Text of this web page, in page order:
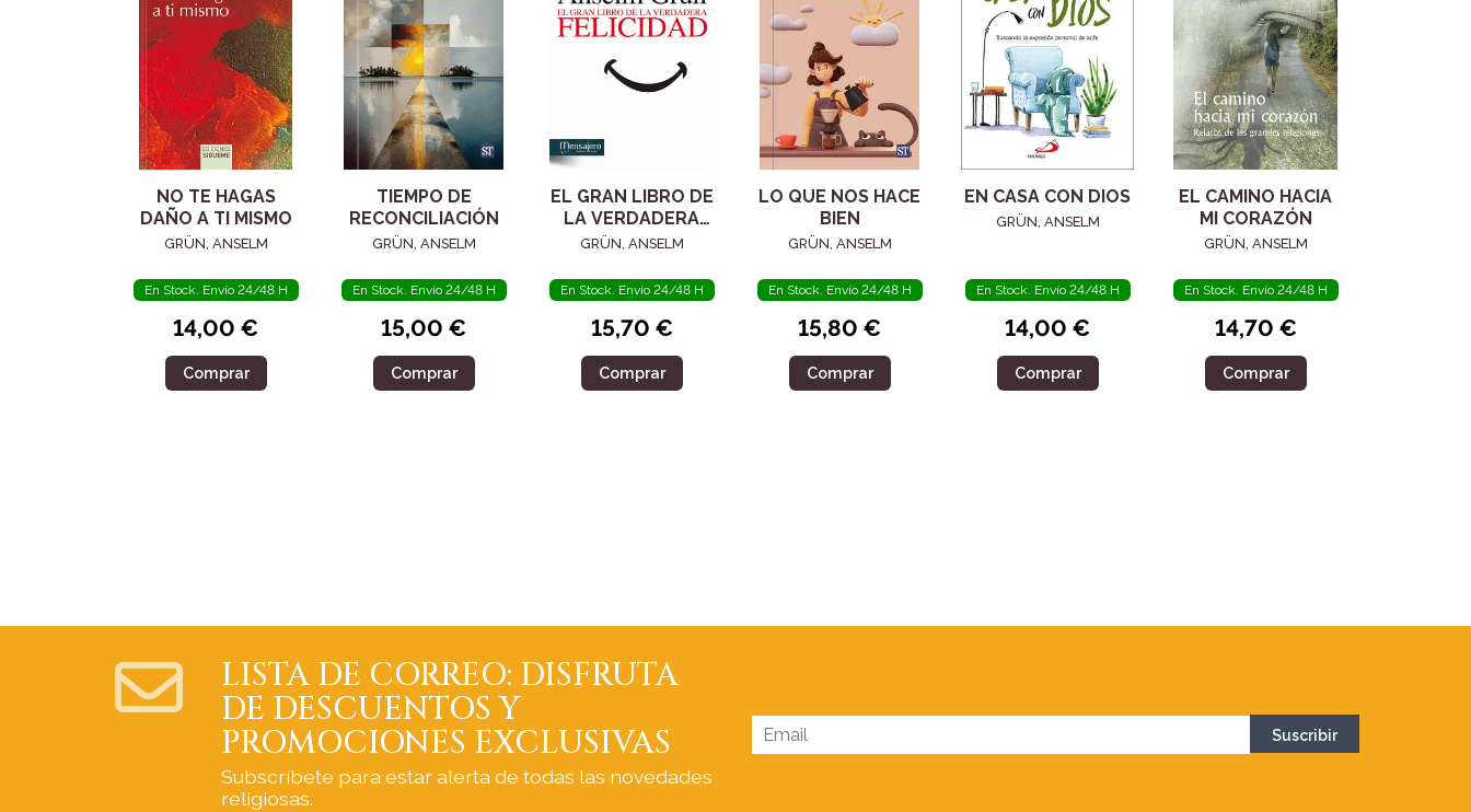
NO TE HAGAS
DAÑO A TI MISMO
GRÜN, ANSELM
En Stock. Envío 24/48 H
14,00 €
Comprar
TIEMPO DE
RECONCILIACIÓN
GRÜN, ANSELM
En Stock. Envío 24/48 H
15,00 €
Comprar
EL GRAN LIBRO DE
LA VERDADERA
FELICIDAD
GRÜN, ANSELM
En Stock. Envío 24/48 H
15,70 €
Comprar
LO QUE NOS HACE
BIEN
GRÜN, ANSELM
En Stock. Envío 24/48 H
15,80 €
Comprar
EN CASA CON DIOS
GRÜN, ANSELM
En Stock. Envío 24/48 H
14,00 €
Comprar
EL CAMINO HACIA
MI CORAZÓN
GRÜN, ANSELM
En Stock. Envío 24/48 H
14,70 €
Comprar
LISTA DE CORREO: DISFRUTA
DE DESCUENTOS Y
PROMOCIONES EXCLUSIVAS
Subscríbete para estar alerta de todas las novedades
religiosas.